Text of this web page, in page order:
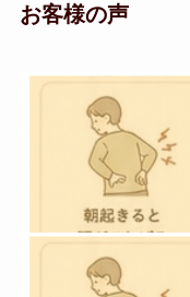
お客様の声